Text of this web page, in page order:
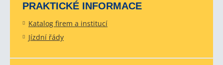
PRAKTICKÉ INFORMACE
Katalog firem a institucí
Jízdní řády